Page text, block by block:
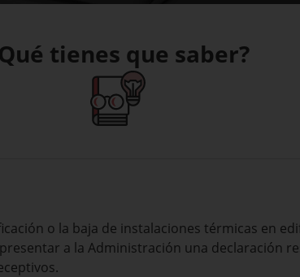
tienes que saber?
o la baja de instalaciones térmicas en
a la Administración una declaración